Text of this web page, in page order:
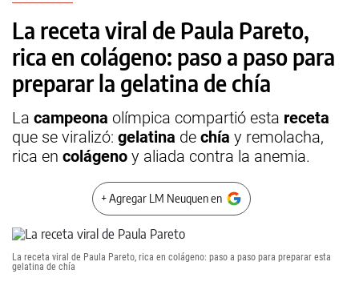
La receta viral de Paula Pareto,
rica en colágeno: paso a paso para
preparar la gelatina de chía
La campeona olímpica compartió esta receta
que se viralizó: gelatina de chía y remolacha,
rica en colágeno y aliada contra la anemia.
+ Agregar LM Neuquen en
La receta viral de Paula Pareto, rica en colágeno: paso a paso para preparar esta
gelatina de chía